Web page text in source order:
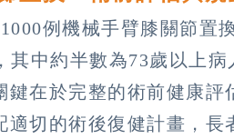
例機械手臂膝關節置
其中約半數為73歲以上
鍵在於完整的術前健康評
適切的術後復健計畫，